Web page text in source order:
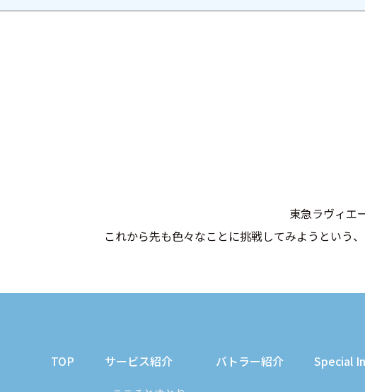
東急ラヴィエ
これから先も色々なことに挑戦してみようという
TOP サービス紹介 バトラー紹介 Special